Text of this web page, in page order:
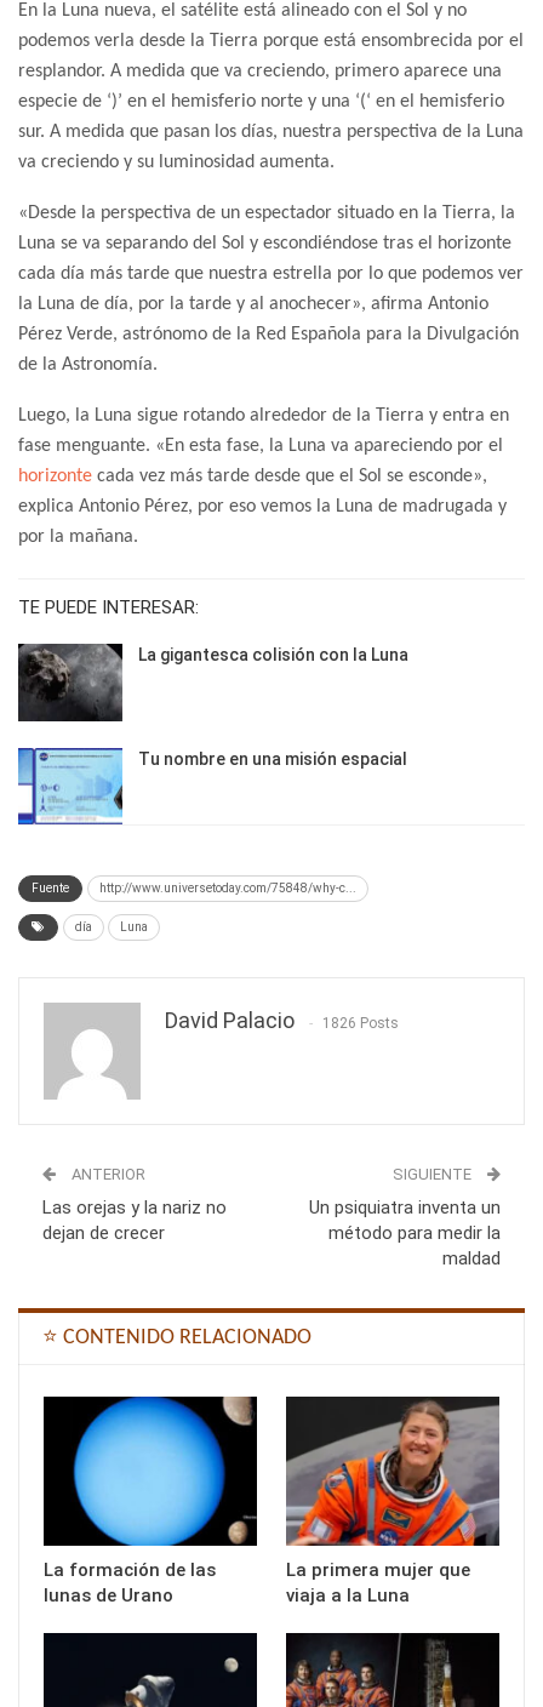
En la Luna nueva, el satélite está alineado con el Sol y no
podemos verla desde la Tierra porque está ensombrecida por el
resplandor. A medida que va creciendo, primero aparece una
especie de ‘)’ en el hemisferio norte y una ‘(‘ en el hemisferio
sur. A medida que pasan los días, nuestra perspectiva de la Luna
va creciendo y su luminosidad aumenta.
«Desde la perspectiva de un espectador situado en la Tierra, la
Luna se va separando del Sol y escondiéndose tras el horizonte
cada día más tarde que nuestra estrella por lo que podemos ver
la Luna de día, por la tarde y al anochecer», afirma Antonio
Pérez Verde, astrónomo de la Red Española para la Divulgación
de la Astronomía.
Luego, la Luna sigue rotando alrededor de la Tierra y entra en
fase menguante. «En esta fase, la Luna va apareciendo por el
horizonte cada vez más tarde desde que el Sol se esconde»,
explica Antonio Pérez, por eso vemos la Luna de madrugada y
por la mañana.
TE PUEDE INTERESAR:
La gigantesca colisión con la Luna
Tu nombre en una misión espacial
Fuente http://www.universetoday.com/75848/why-c...
día Luna
David Palacio 1826 Posts
ANTERIOR
Las orejas y la nariz no
dejan de crecer
SIGUIENTE
Un psiquiatra inventa un
método para medir la
maldad
⭐ CONTENIDO RELACIONADO
La formación de las
lunas de Urano
La primera mujer que
viaja a la Luna